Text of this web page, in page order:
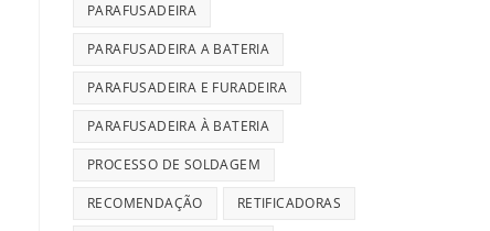
PARAFUSADEIRA
PARAFUSADEIRA A BATERIA
PARAFUSADEIRA E FURADEIRA
PARAFUSADEIRA À BATERIA
PROCESSO DE SOLDAGEM
RECOMENDAÇÃO RETIFICADORAS